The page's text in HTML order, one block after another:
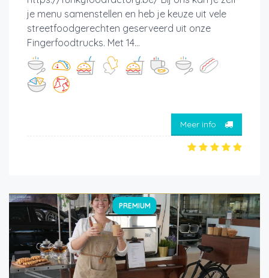
je menu samenstellen en heb je keuze uit vele
streetfoodgerechten geserveerd uit onze
Fingerfoodtrucks. Met 14...
Meer info
PREMIUM